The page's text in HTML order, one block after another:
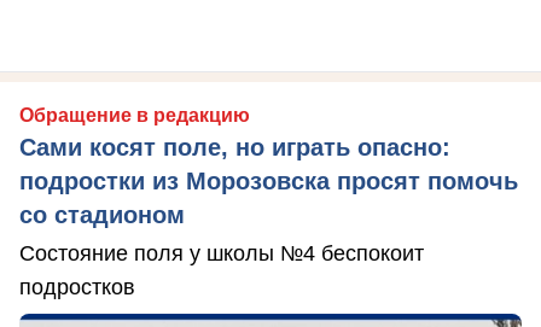
Обращение в редакцию
Сами косят поле, но играть опасно:
подростки из Морозовска просят помочь
со стадионом
Состояние поля у школы №4 беспокоит
подростков